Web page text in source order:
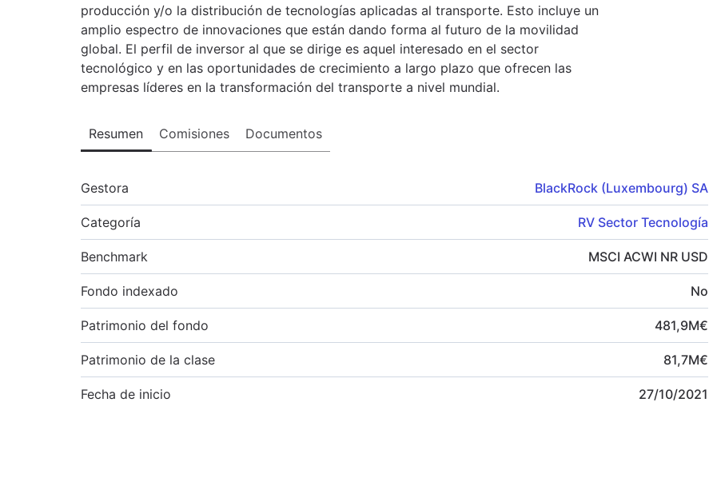
producción y/o la distribución de tecnologías aplicadas al transporte. Esto incluye un
amplio espectro de innovaciones que están dando forma al futuro de la movilidad
global. El perfil de inversor al que se dirige es aquel interesado en el sector
tecnológico y en las oportunidades de crecimiento a largo plazo que ofrecen las
empresas líderes en la transformación del transporte a nivel mundial.
Resumen Comisiones Documentos
Gestora BlackRock (Luxembourg) SA
Categoría RV Sector Tecnología
Benchmark MSCI ACWI NR USD
Fondo indexado No
Patrimonio del fondo 481,9M€
Patrimonio de la clase 81,7M€
Fecha de inicio 27/10/2021